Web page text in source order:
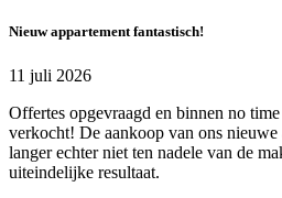
Nieuw appartement fantastisch!
11 juli 2026
Offertes opgevraagd en binnen no
verkocht! De aankoop van ons nieuwe
langer echter niet ten nadele van de
uiteindelijke resultaat.